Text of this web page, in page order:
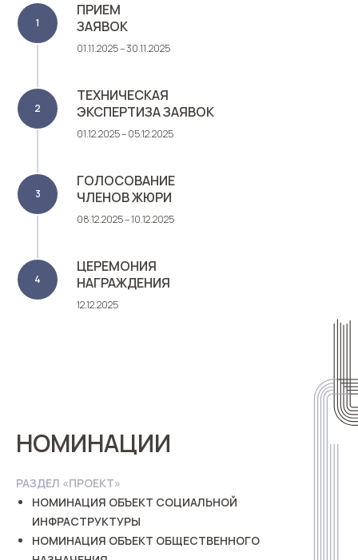
ПРИЕМ
ЗАЯВОК
01.11.2025 – 30.11.2025
ТЕХНИЧЕСКАЯ
ЭКСПЕРТИЗА ЗАЯВОК
01.12.2025 – 05.12.2025
ГОЛОСОВАНИЕ
ЧЛЕНОВ ЖЮРИ
08.12.2025 – 10.12.2025
ЦЕРЕМОНИЯ
НАГРАЖДЕНИЯ
12.12.2025
НОМИНАЦИИ
РАЗДЕЛ «ПРОЕКТ»
НОМИНАЦИЯ ОБЪЕКТ СОЦИАЛЬНОЙ
ИНФРАСТРУКТУРЫ
НОМИНАЦИЯ ОБЪЕКТ ОБЩЕСТВЕННОГО